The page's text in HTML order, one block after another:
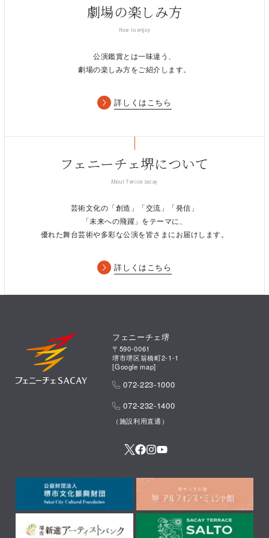
劇場の楽しみ方
How to enjoy
公演鑑賞とは一味違う、
劇場の楽しみ方をご紹介します。
詳しくはこちら
フェニーチェ堺について
About Fenice sacay
芸術文化の「創造」「交流」「発信」
「未来への飛躍」をテーマに、
優れた舞台芸術や多彩な公演を皆さまにお届けします。
詳しくはこちら
フェニーチェ堺
〒590-0061
堺市堺区翁橋町2-1-1
[Google map]
072-223-1000
072-232-1400
（施設利用直通）